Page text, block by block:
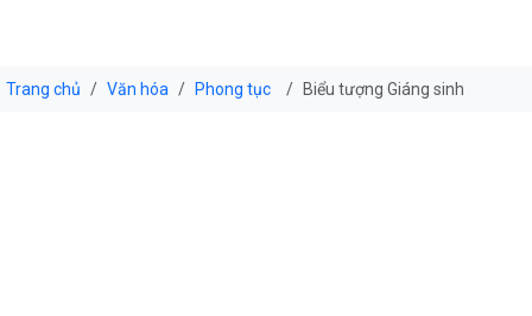
Trang chủ Văn hóa Phong tục Biểu tượng Giáng sinh